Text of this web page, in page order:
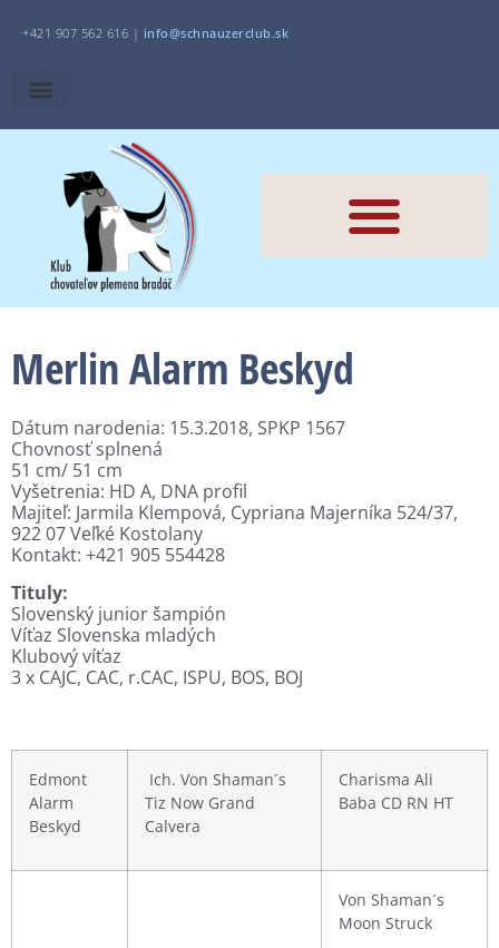
+421 907 562 616 | info@schnauzerclub.sk
Merlin Alarm Beskyd
Dátum narodenia: 15.3.2018, SPKP 1567
Chovnosť splnená
51 cm/ 51 cm
Vyšetrenia: HD A, DNA profil
Majiteľ: Jarmila Klempová, Cypriana Majerníka 524/37,
922 07 Veľké Kostolany
Kontakt: +421 905 554428
Tituly:
Slovenský junior šampión
Víťaz Slovenska mladých
Klubový víťaz
3 x CAJC, CAC, r.CAC, ISPU, BOS, BOJ
Edmont
Alarm
Beskyd
Ich. Von Shaman´s
Tiz Now Grand
Calvera
Charisma Ali
Baba CD RN HT
Von Shaman´s
Moon Struck